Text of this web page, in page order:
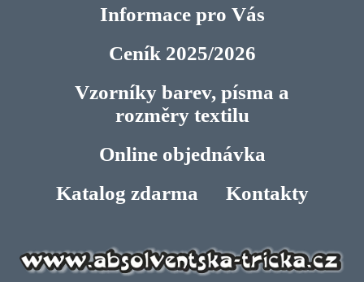
Informace pro Vás
Ceník 2025/2026
Vzorníky barev, písma a
rozměry textilu
Online objednávka
Katalog zdarma
Kontakty